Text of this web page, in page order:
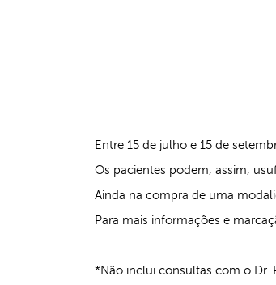
Entre 15 de julho e 15 de
Os pacientes podem, assim,
Ainda na compra de uma
Para mais informações e
*Não inclui consultas com o Dr.